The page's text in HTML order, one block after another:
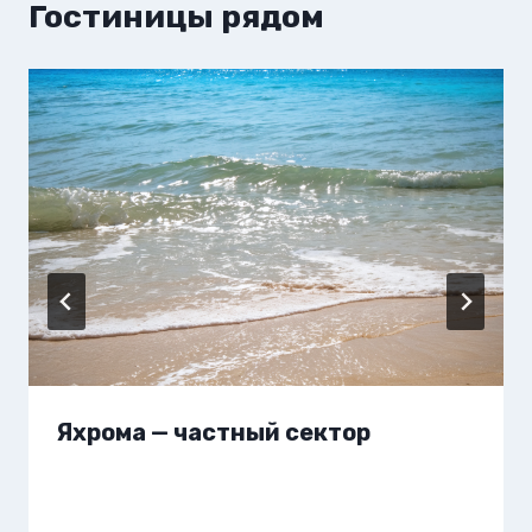
Гостиницы рядом
Яхрома — частный сектор